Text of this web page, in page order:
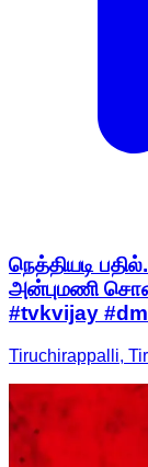
நெத்தியடி
அன்புமணி
#tvkvijay
Tiruchirappalli,